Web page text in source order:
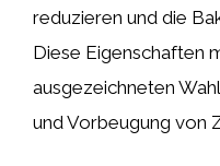
reduzieren und die
Diese Eigenschaften
ausgezeichneten
und Vorbeugung von